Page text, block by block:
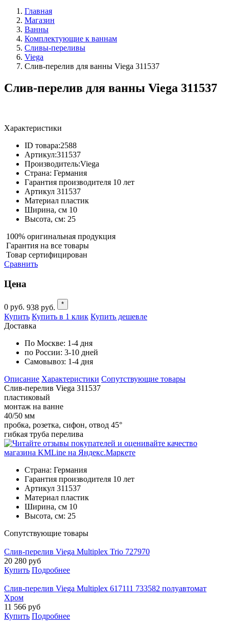
Главная
Магазин
Ванны
Комплектующие к ваннам
Сливы-переливы
Viega
Слив-перелив для ванны Viega 311537
Слив-перелив для ванны Viega 311537
Характеристики
ID товара:2588
Артикул:311537
Производитель:Viega
Страна: Германия
Гарантия производителя 10 лет
Артикул 311537
Материал пластик
Ширина, см 10
Высота, см: 25
100% оригинальная продукция
Гарантия на все товары
Товар сертифицирован
Сравнить
Цена
0 руб. 938 руб. *
Купить Купить в 1 клик Купить дешевле
Доставка
По Москве: 1-4 дня
по России: 3-10 дней
Самовывоз: 1-4 дня
Описание Характеристики Cопутствующие товары
Слив-перелив Viega 311537
пластиковый
монтаж на ванне
40/50 мм
пробка, розетка, сифон, отвод 45°
гибкая труба перелива
Страна: Германия
Гарантия производителя 10 лет
Артикул 311537
Материал пластик
Ширина, см 10
Высота, см: 25
Cопутствующие товары
Слив-перелив Viega Multiplex Trio 727970
20 280 руб
Купить Подробнее
Слив-перелив Viega Multiplex 617111 733582 полуавтомат
Хром
11 566 руб
Купить Подробнее